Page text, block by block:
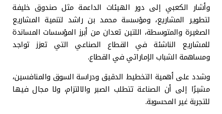
وأشار الكعبي إلى دور الهيئات الداعمة مثل صندوق خليفة
لتطوير المشاريع، ومؤسسة محمد بن راشد لتنمية المشاريع
الصغيرة والمتوسطة، اللتين تعدان من أبرز المؤسسات المساندة
للمشاريع الناشئة في القطاع الصناعي التي تعزز تواجد
ومساهمة الشباب الإماراتي في القطاع.
وشدد على أهمية التخطيط الدقيق ودراسة السوق والمنافسين،
مشيرًا إلى أن الصناعة تتطلب الصبر والالتزام، ولا مجال فيها
للتجربة غير المحسوبة.